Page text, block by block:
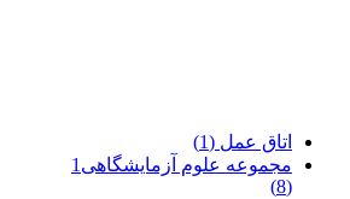
اتاق عمل (1)
مجموعه علوم آزمایشگاهی1
(8)